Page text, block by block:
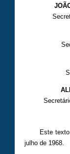
Este
julho de 1968.